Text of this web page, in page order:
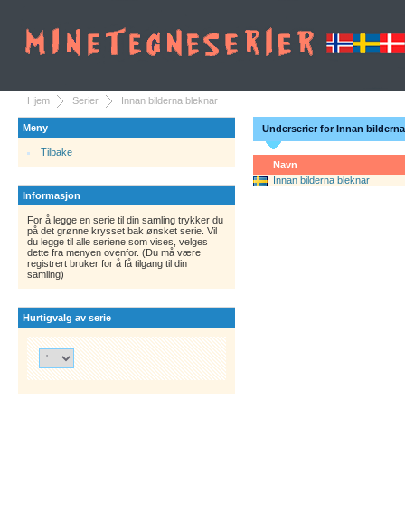
Hjem Serier Innan bilderna bleknar
Meny
Tilbake
Informasjon
For å legge en serie til din samling trykker du
på det grønne krysset bak ønsket serie. Vil
du legge til alle seriene som vises, velges
dette fra menyen ovenfor. (Du må være
registrert bruker for å få tilgang til din
samling)
Hurtigvalg av serie
Underserier for Innan
Navn
Innan bilderna bleknar